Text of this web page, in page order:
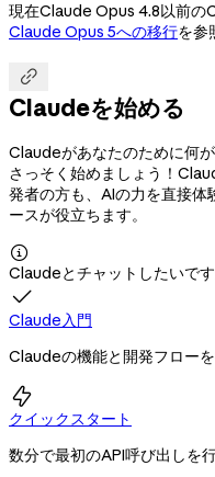
現在Claude Opus 4.8以前の
Claude Opus 5への移行を参

Claudeを始める
Claudeがあなたのために何
さっそく始めましょう！
発者の方も、AIの力を直接体
ースが役立ちます。

Claudeとチャットしたいで

Claude入門
Claudeの機能と開発フローを

クイックスタート
数分で最初のAPI呼び出しを